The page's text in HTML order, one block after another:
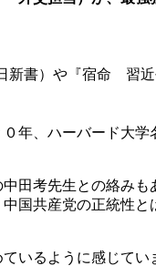
書）や『宿命 習
、ハーバード大
田考先生との絡み
国共産党の正統性
いるように感じて